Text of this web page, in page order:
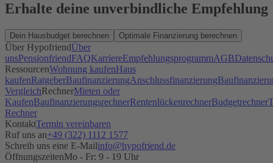
Erhalte deine unverbindliche Empfehlung
Dein Hausbudget berechnen Optimale Finanzierung berechnen
Über HypofriendÜber
unsPensionfriendFAQKarriereEmpfehlungsprogrammAGB
RessourcenWohnung kaufenHaus
kaufenRatgeberBaufinanzierungAnschlussfinanzierung
VergleichRechnerMieten oder
KaufenBaufinanzierungsrechnerRentenlückenrechnerBudgetrechner
Rechner
KontaktTermin vereinbaren
Ruf uns an+49 (322) 1112 1577
Schreib uns eine E-Mailinfo@hypofriend.de
ÖffnungszeitenMo - Fr: 9 - 19 Uhr